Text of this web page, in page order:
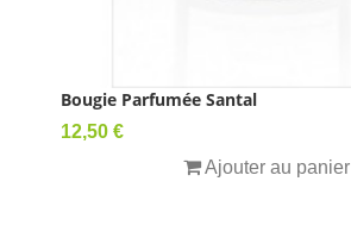
Bougie Parfumée Santal
Prix
12,50 €
Ajouter au panier